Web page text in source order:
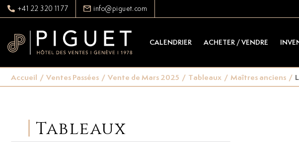
+41 22 320 11 77 info@piguet.com
CALENDRIER ACHETER / VENDRE
Accueil / Ventes Passées / Vente de Mars 2025 / Tableaux / Maîtres anciens /
Tableaux